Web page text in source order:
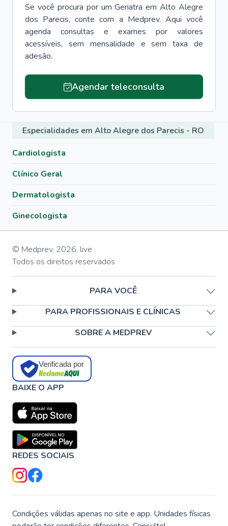
Se você procura por um Geriatra em Alto Alegre
dos Parecis, conte com a Medprev. Aqui você
agenda consultas e exames por valores
acessíveis, sem mensalidade e sem taxa de
adesão.
Agendar teleconsulta
Especialidades em Alto Alegre dos Parecis - RO
Cardiologista
Clínico Geral
Dermatologista
Ginecologista
© Medprev, 2026, live
Todos os direitos reservados
PARA VOCÊ
PARA PROFISSIONAIS E CLÍNICAS
SOBRE A MEDPREV
Verificada por
BAIXE O APP
REDES SOCIAIS
Condições válidas apenas no site e app. Unidades físicas